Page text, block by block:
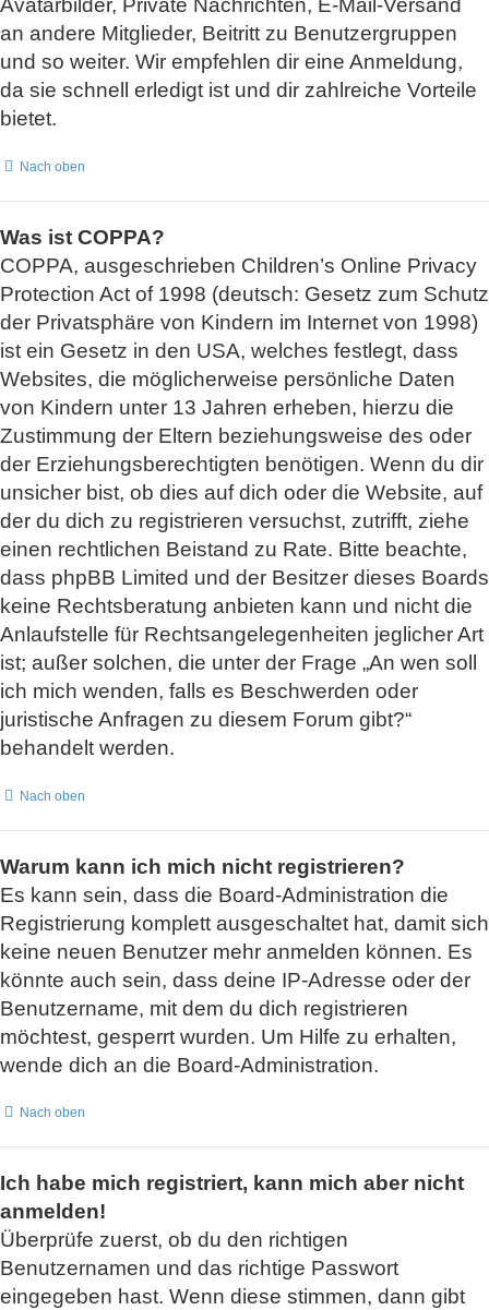
Avatarbilder, Private Nachrichten, E-Mail-Versand
an andere Mitglieder, Beitritt zu Benutzergruppen
und so weiter. Wir empfehlen dir eine Anmeldung,
da sie schnell erledigt ist und dir zahlreiche Vorteile
bietet.
Nach oben
Was ist COPPA?
COPPA, ausgeschrieben Children’s Online Privacy
Protection Act of 1998 (deutsch: Gesetz zum Schutz
der Privatsphäre von Kindern im Internet von 1998)
ist ein Gesetz in den USA, welches festlegt, dass
Websites, die möglicherweise persönliche Daten
von Kindern unter 13 Jahren erheben, hierzu die
Zustimmung der Eltern beziehungsweise des oder
der Erziehungsberechtigten benötigen. Wenn du dir
unsicher bist, ob dies auf dich oder die Website, auf
der du dich zu registrieren versuchst, zutrifft, ziehe
einen rechtlichen Beistand zu Rate. Bitte beachte,
dass phpBB Limited und der Besitzer dieses Boards
keine Rechtsberatung anbieten kann und nicht die
Anlaufstelle für Rechtsangelegenheiten jeglicher Art
ist; außer solchen, die unter der Frage „An wen soll
ich mich wenden, falls es Beschwerden oder
juristische Anfragen zu diesem Forum gibt?“
behandelt werden.
Nach oben
Warum kann ich mich nicht registrieren?
Es kann sein, dass die Board-Administration die
Registrierung komplett ausgeschaltet hat, damit sich
keine neuen Benutzer mehr anmelden können. Es
könnte auch sein, dass deine IP-Adresse oder der
Benutzername, mit dem du dich registrieren
möchtest, gesperrt wurden. Um Hilfe zu erhalten,
wende dich an die Board-Administration.
Nach oben
Ich habe mich registriert, kann mich aber nicht
anmelden!
Überprüfe zuerst, ob du den richtigen
Benutzernamen und das richtige Passwort
eingegeben hast. Wenn diese stimmen, dann gibt